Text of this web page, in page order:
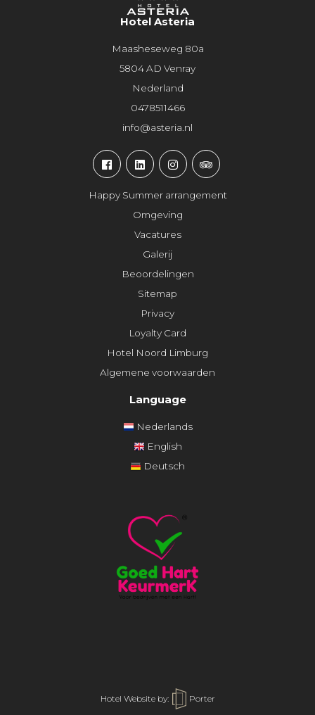
Hotel Asteria
Maasheseweg 80a
5804 AD Venray
Nederland
0478511466
info@asteria.nl
Happy Summer arrangement
Omgeving
Vacatures
Galerij
Beoordelingen
Sitemap
Privacy
Loyalty Card
Hotel Noord Limburg
Algemene voorwaarden
Language
Nederlands
English
Deutsch
Hotel Website by: Porter